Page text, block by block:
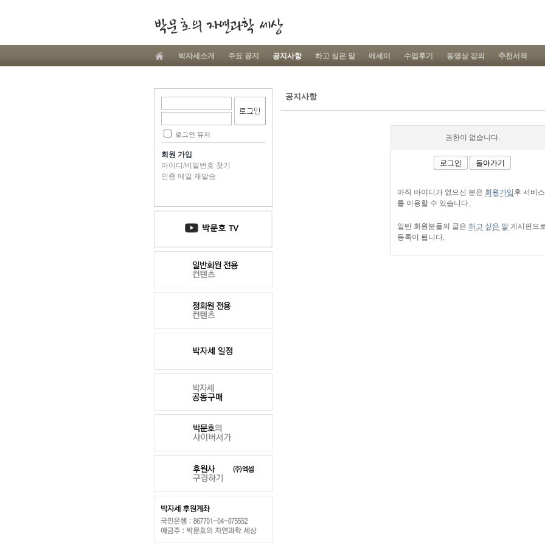
박자세소개 주요 공지 공지사항 하고 싶은 말 에세이 수업후기 동영상 강의 추천서적
로그인 유지
회원 가입
아이디/비밀번호 찾기
인증 메일 재발송
공지사항
권한이 없습니다.
로그인 돌아가기
아직 아이디가 없으신 분은 회원가입후 서비스
를 이용할 수 있습니다.
일반 회원분들의 글은 하고 싶은 말게시판으로
등록이 됩니다.